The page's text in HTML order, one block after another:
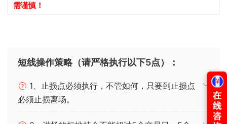
需谨慎！
短线操作策略（请严格执行以下5点）：
1、止损点必须执行，不管如何，只要到止损点
必须止损离场。